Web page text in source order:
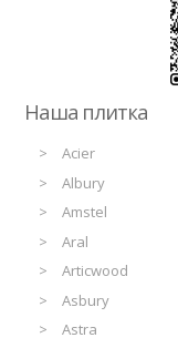
Наша плитка
Acier
Albury
Amstel
Aral
Articwood
Asbury
Astra